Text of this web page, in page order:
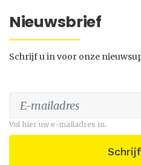
Nieuwsbrief
Schrijf u in voor onze
Vul hier uw e-mailadres in.